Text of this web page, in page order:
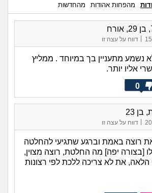
מהפחות אהודות מהחדשות
דווח על עצה זו
נשמע מתעניין בך במיוחד . ממליץ
אליו יותר.
0
23
| דווח על עצה זו
רוצה באמת וברגע שתגיעי להחלטה
[בצורה יפה] מה החלטת, רוצה מצוין,
את לא צריכה ללכת לפי רצונות